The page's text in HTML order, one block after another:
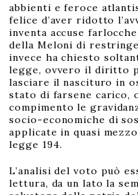
abbienti e feroce
felice d’aver ridotto
inventa accuse
della Meloni di
invece ha chiesto
legge, ovvero il diritto
lasciare il nascituro in
stato di farsene carico,
compimento le
socio-economiche di
applicate in quasi
legge 194.
L’analisi del voto può
lettura, da un lato la